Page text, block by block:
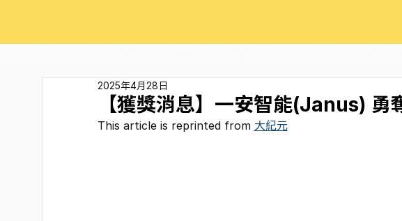
【獲獎消息】一安智能(Janus)
2025年4月28日
This article is reprinted from 大紀元